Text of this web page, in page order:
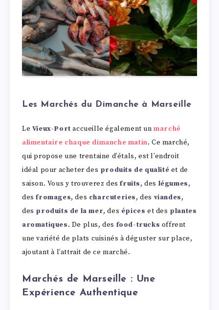
Les Marchés du Dimanche à Marseille
Le Vieux-Port accueille également unmarché
alimentaire chaque dimanche matin. Ce marché,
qui propose une trentaine d’étals, est l’endroit
idéal pour acheter des produits de qualité et de
saison. Vous y trouverez desfruits, des légumes,
desfromages, des charcuteries, des viandes,
des produits de la mer, des épices et des plantes
aromatiques. De plus, des food-trucks offrent
une variété de plats cuisinés à déguster sur place,
ajoutant à l’attrait de ce marché.
Marchés de Marseille : Une
Expérience Authentique